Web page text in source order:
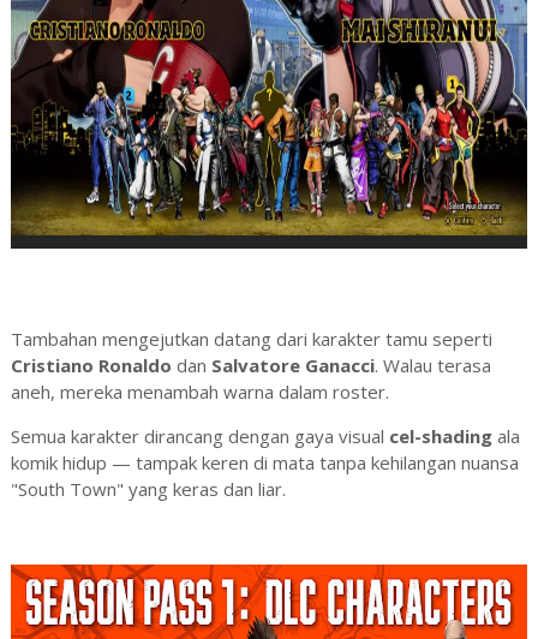
Tambahan mengejutkan datang dari karakter tamu seperti
Cristiano Ronaldo dan Salvatore Ganacci. Walau terasa
aneh, mereka menambah warna dalam roster.
Semua karakter dirancang dengan gaya visual cel-shadingala
komik hidup — tampak keren di mata tanpa kehilangan nuansa
"South Town" yang keras dan liar.